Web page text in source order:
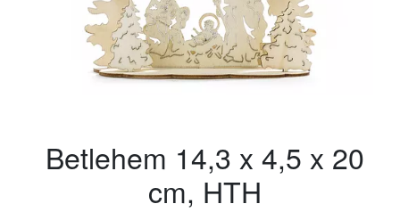
Betlehem 14,3 x 4,5 x 20
cm, HTH